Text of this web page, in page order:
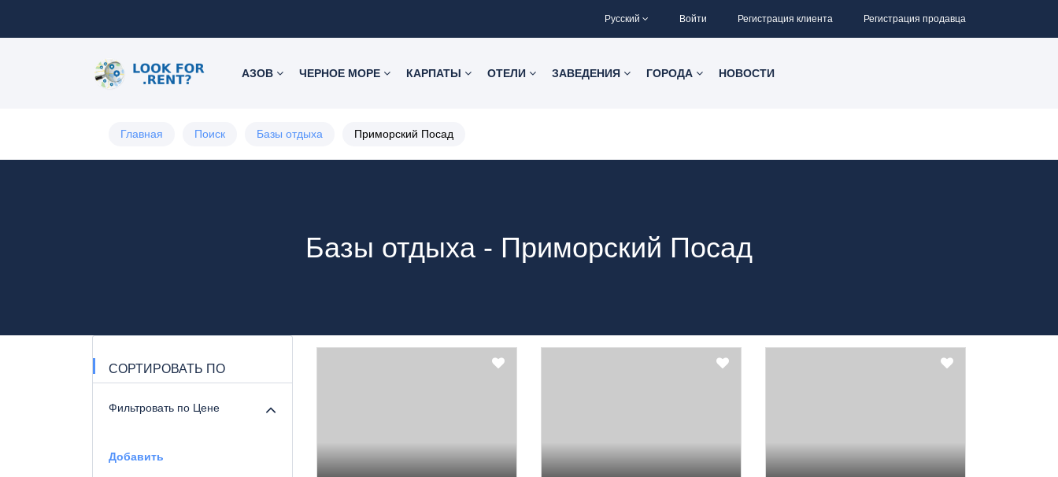
Русский Войти Регистрация клиента Регистрация продавца
АЗОВ ЧЕРНОЕ МОРЕ КАРПАТЫ ОТЕЛИ ЗАВЕДЕНИЯ ГОРОДА НОВОСТИ
Главная Поиск Базы отдыха Приморский Посад
Базы отдыха - Приморский Посад
СОРТИРОВАТЬ ПО
Фильтровать по Цене
Добавить